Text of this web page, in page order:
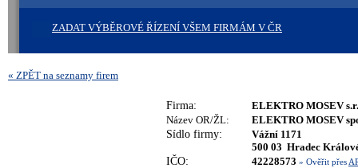
ZADAT VÝBĚROVÉ ŘÍZENÍ VŠEM FIRMÁM V ČR
« ZPĚT na seznamy firem
Firma:
ELEKTRO MOSEV
Název OR/ŽL:
ELEKTRO MOSEV
Sídlo firmy:
Vážní 1171
500 03 Hradec
IČO:
42228573 » Ověřit přes